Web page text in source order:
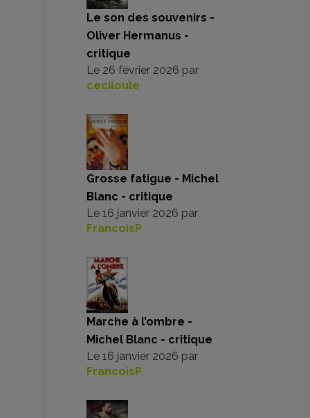
Le son des souvenirs -
Oliver Hermanus -
critique
Le 26 février 2026 par
ceciloule
Grosse fatigue - Michel
Blanc - critique
Le 16 janvier 2026 par
FrancoisP
Marche à l’ombre -
Michel Blanc - critique
Le 16 janvier 2026 par
FrancoisP